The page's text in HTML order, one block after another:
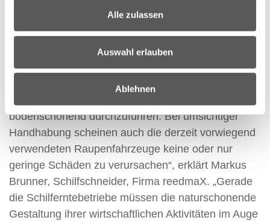
Alle zulassen
Auswahl erlauben
Ablehnen
Ressource als auch den Lebensraum Schilf
„Für eine schonende Bewirtschaftung ist es
entscheidend, die Ernteflächen nicht wiederholt zu
befahren, Fahrgeschwindigkeit und Rhythmus
bodenschonend durchzuführen. Bei umsichtiger
Handhabung scheinen auch die derzeit vorwiegend
verwendeten Raupenfahrzeuge keine oder nur
geringe Schäden zu verursachen“, erklärt Markus
Brunner, Schilfschneider, Firma reedmaX. „Gerade
die Schilferntebetriebe müssen die naturschonende
Gestaltung ihrer wirtschaftlichen Aktivitäten im Auge